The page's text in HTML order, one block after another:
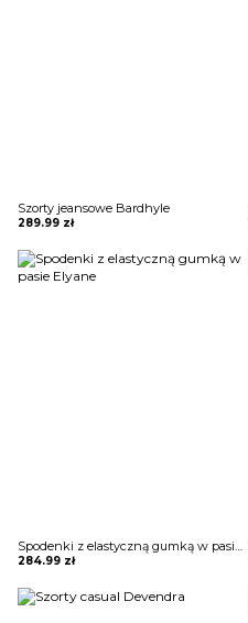
Szorty jeansowe Bardhyle
289.99 zł
Spodenki z elastyczną gumką w pasie Elyane
284.99 zł